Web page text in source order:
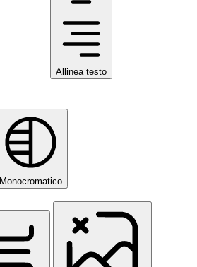
Allinea testo
Monocromatico